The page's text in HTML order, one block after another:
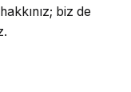
biz de